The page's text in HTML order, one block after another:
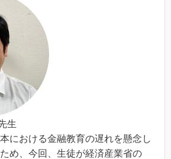
生
における金融教育の遅れを懸念し
め、今回、生徒が経済産業省の